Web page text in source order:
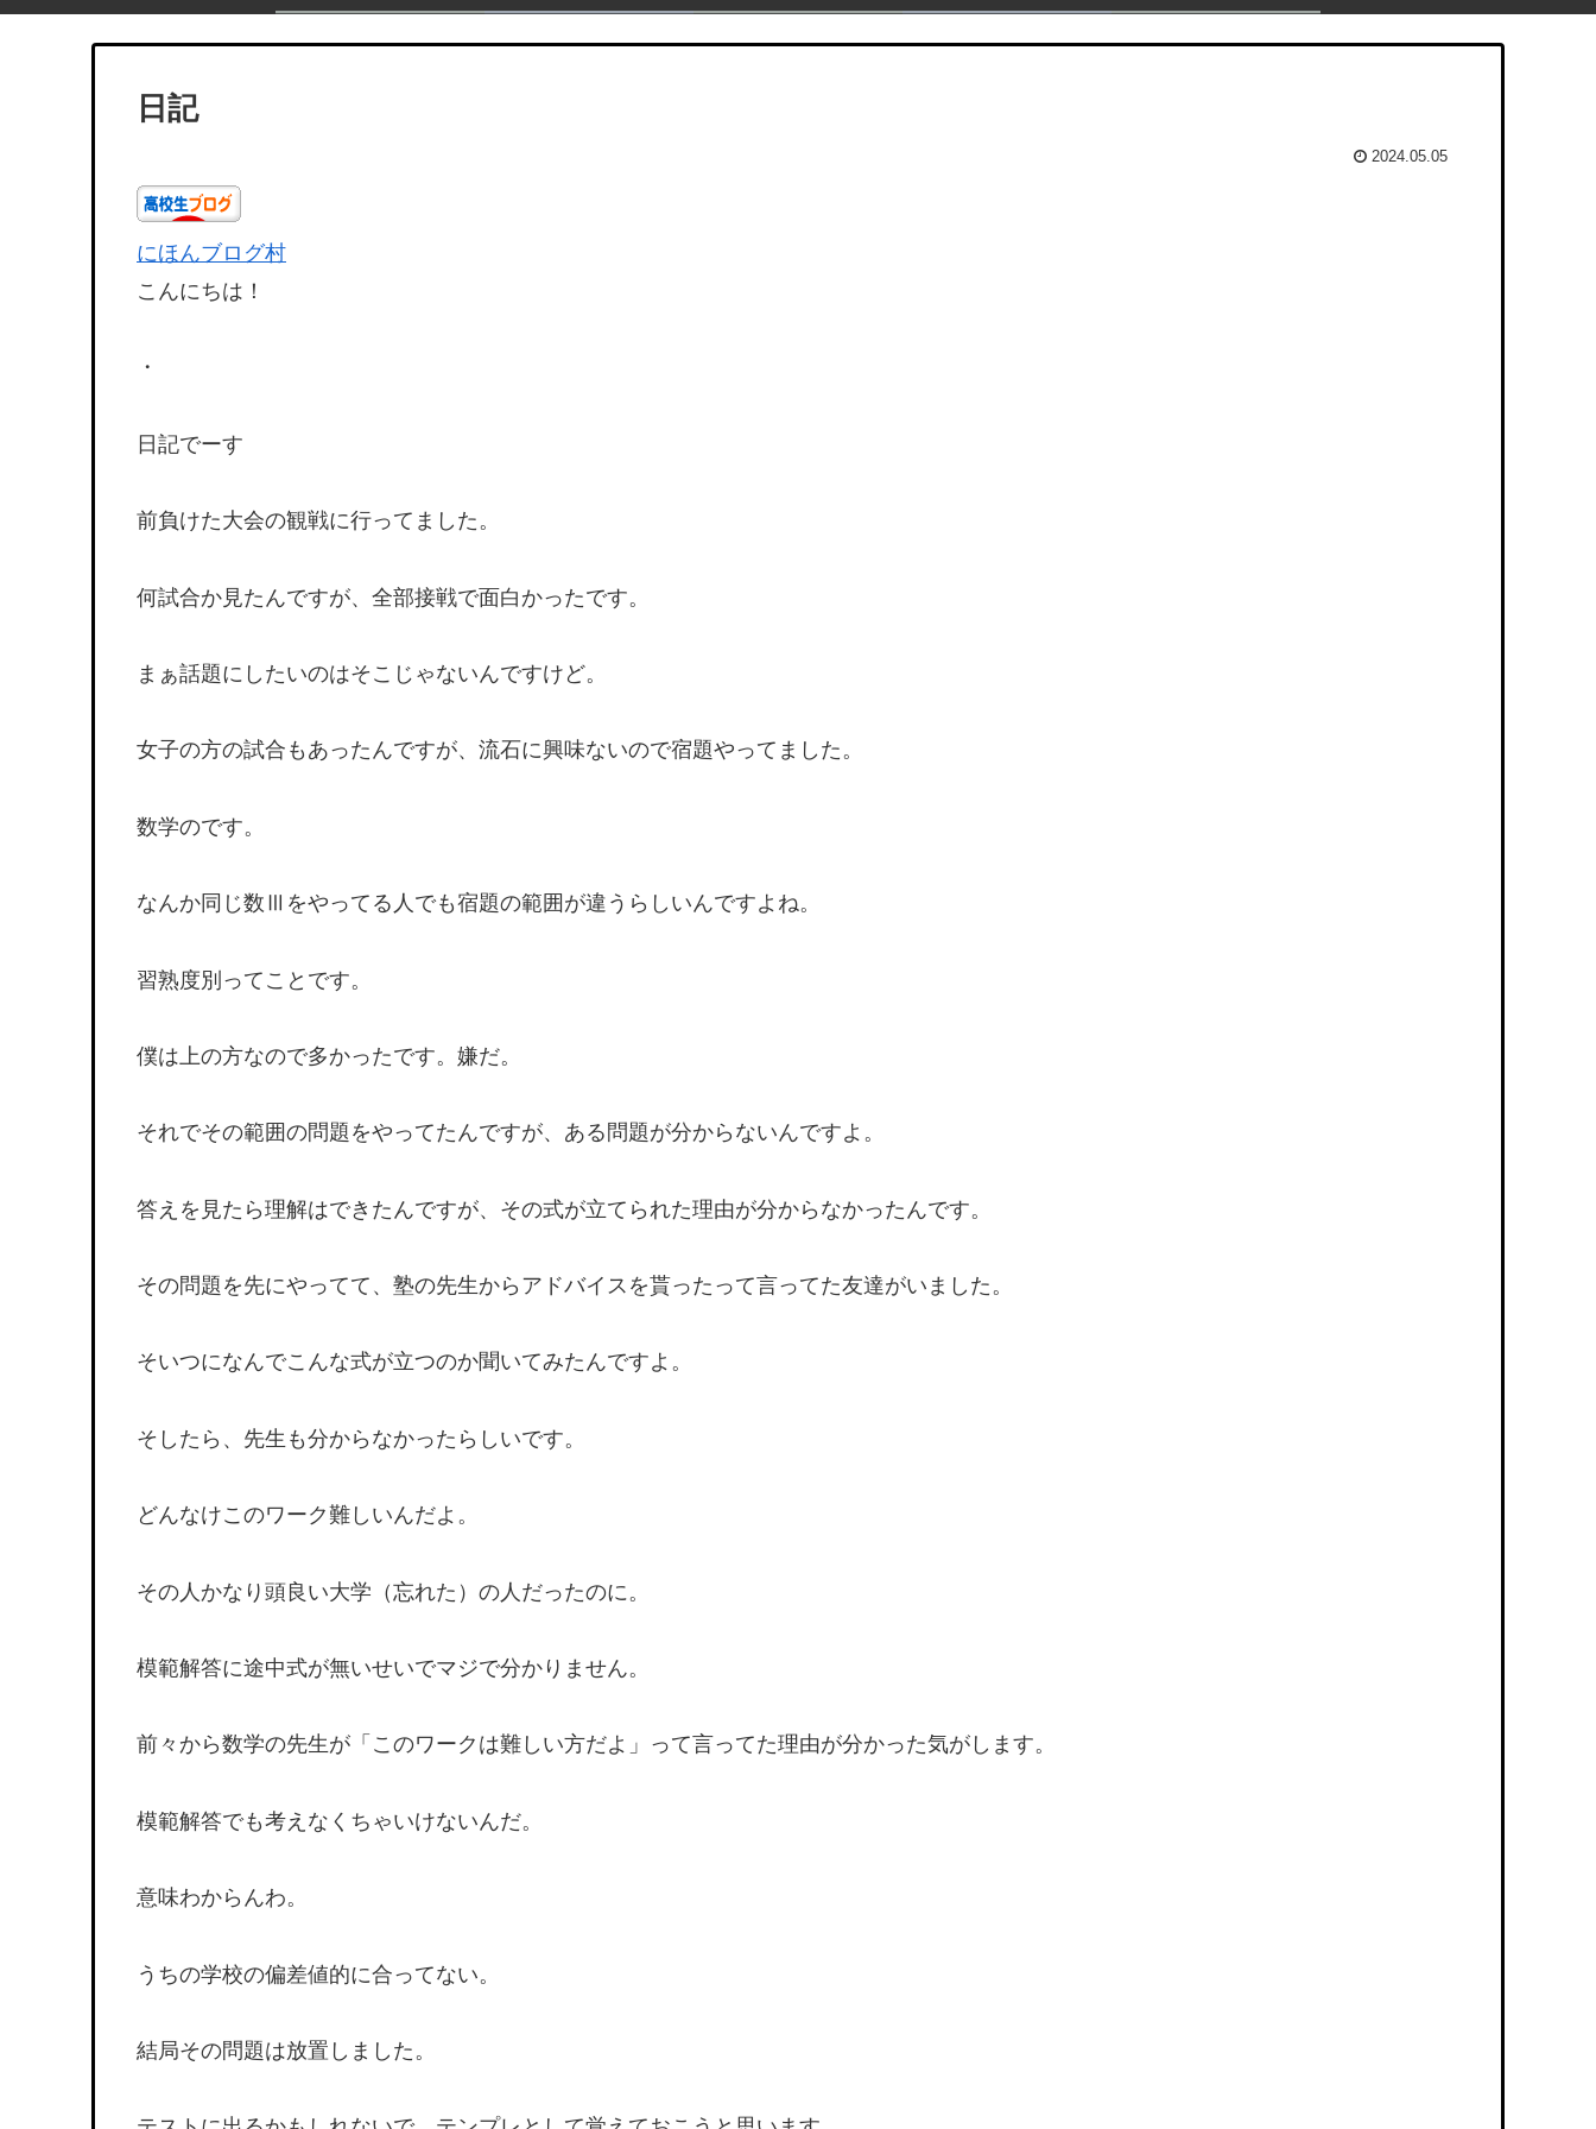
日記
2024.05.05
にほんブログ村
こんにちは！
・
日記でーす
前負けた大会の観戦に行ってました。
何試合か見たんですが、全部接戦で面白かったです。
まぁ話題にしたいのはそこじゃないんですけど。
女子の方の試合もあったんですが、流石に興味ないので宿題やってました。
数学のです。
なんか同じ数Ⅲをやってる人でも宿題の範囲が違うらしいんですよね。
習熟度別ってことです。
僕は上の方なので多かったです。嫌だ。
それでその範囲の問題をやってたんですが、ある問題が分からないんですよ。
答えを見たら理解はできたんですが、その式が立てられた理由が分からなかったんです。
その問題を先にやってて、塾の先生からアドバイスを貰ったって言ってた友達がいました。
そいつになんでこんな式が立つのか聞いてみたんですよ。
そしたら、先生も分からなかったらしいです。
どんなけこのワーク難しいんだよ。
その人かなり頭良い大学（忘れた）の人だったのに。
模範解答に途中式が無いせいでマジで分かりません。
前々から数学の先生が「このワークは難しい方だよ」って言ってた理由が分かった気がします。
模範解答でも考えなくちゃいけないんだ。
意味わからんわ。
うちの学校の偏差値的に合ってない。
結局その問題は放置しました。